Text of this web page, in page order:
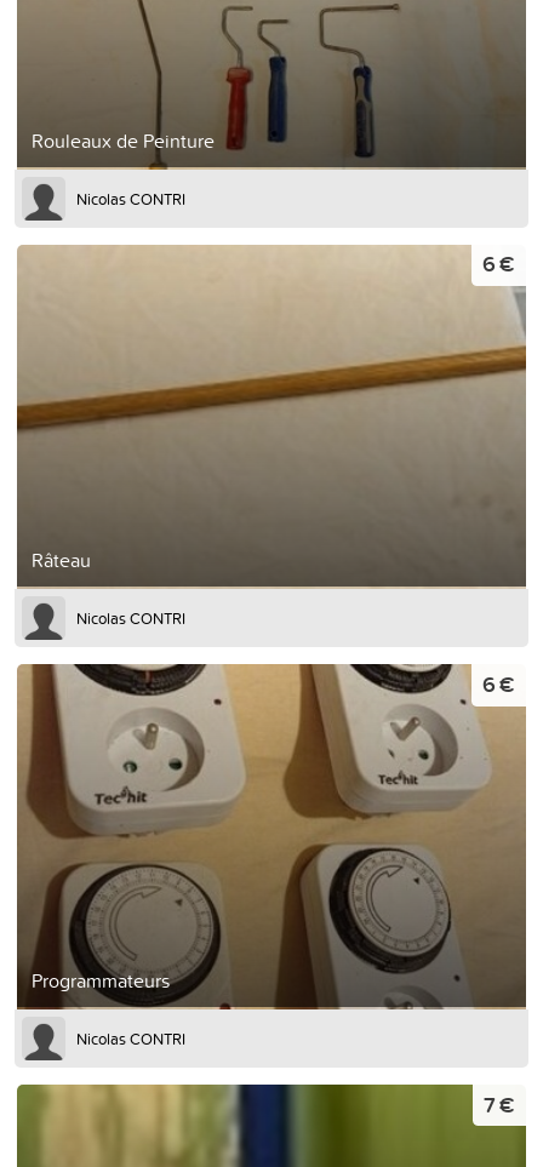
Rouleaux de Peinture
Nicolas CONTRI
Râteau
6 €
Nicolas CONTRI
Programmateurs
6 €
Nicolas CONTRI
7 €